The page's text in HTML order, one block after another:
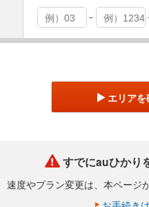
－
エリア
すでにauひかり
速度やプラン変更は、 本ページ